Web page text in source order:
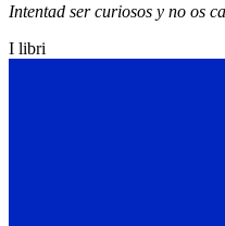
Intentad ser curiosos y no os
I libri